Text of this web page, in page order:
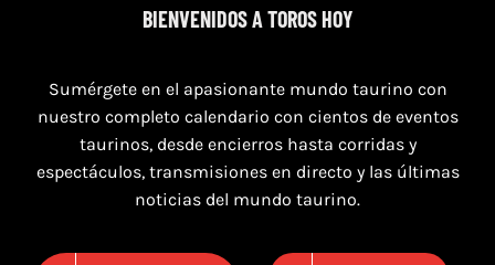
7 de agosto de 2026
BIENVENIDOS A TOROS HOY
Sumérgete en el apasionante mundo taurino con
nuestro completo calendario con cientos de eventos
taurinos, desde encierros hasta corridas y
espectáculos, transmisiones en directo y las últimas
noticias del mundo taurino.